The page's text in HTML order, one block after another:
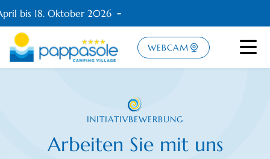
bis 18. Oktober 2026
WEBCAM
Arbeiten Sie mit uns
INITIATIVBEWERBUNG